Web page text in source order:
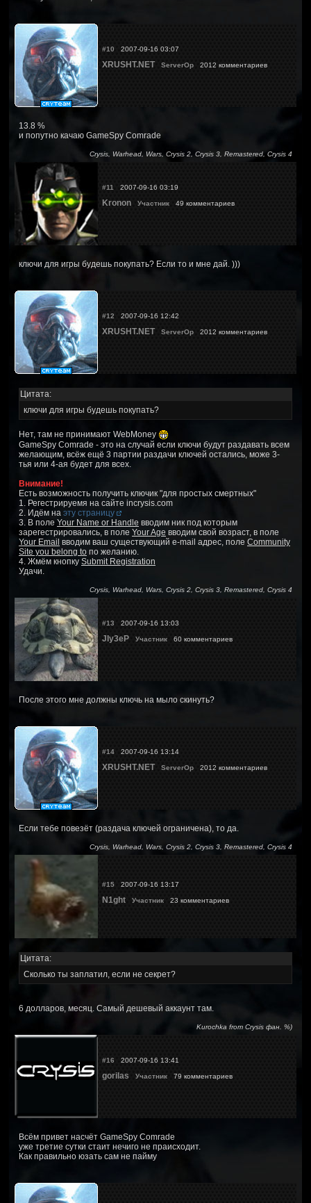
#10 2007-09-16 03:07
XRUSHT.NET ServerOp 2012 комментариев
13.8 %
и попутно качаю GameSpy Comrade
Crysis, Warhead, Wars, Crysis 2, Crysis 3, Remastered, Crysis 4
#11 2007-09-16 03:19
Kronon Участник 49 комментариев
ключи для игры будешь покупать? Если то и мне дай. )))
#12 2007-09-16 12:42
XRUSHT.NET ServerOp 2012 комментариев
Цитата:
ключи для игры будешь покупать?
Нет, там не принимают WebMoney
GameSpy Comrade - это на случай если ключи будут раздавать всем
желающим, всёж ещё 3 партии раздачи ключей остались, може 3-
тья или 4-ая будет для всех.
Внимание!
Есть возможность получить ключик "для простых смертных"
1. Регестрируемя на сайте incrysis.com
2. Идём на эту страницу
3. В поле Your Name or Handle вводим ник под которым
зарегестрировались, в поле Your Age вводим свой возраст, в поле
Your Email вводим ваш существующий e-mail адрес, поле Community
Site you belong to по желанию.
4. Жмём кнопку Submit Registration
Удачи.
Crysis, Warhead, Wars, Crysis 2, Crysis 3, Remastered, Crysis 4
#13 2007-09-16 13:03
JIy3eP Участник 60 комментариев
После этого мне должны ключь на мыло скинуть?
#14 2007-09-16 13:14
XRUSHT.NET ServerOp 2012 комментариев
Если тебе повезёт (раздача ключей ограничена), то да.
Crysis, Warhead, Wars, Crysis 2, Crysis 3, Remastered, Crysis 4
#15 2007-09-16 13:17
N1ght Участник 23 комментариев
Цитата:
Сколько ты заплатил, если не секрет?
6 долларов, месяц. Самый дешевый аккаунт там.
Kurochka from Crysis фан. %)
#16 2007-09-16 13:41
gorilas Участник 79 комментариев
Всём привет насчёт GameSpy Comrade
уже третие сутки стаит нечиго не праисходит.
Как правильно юзать сам не пайму